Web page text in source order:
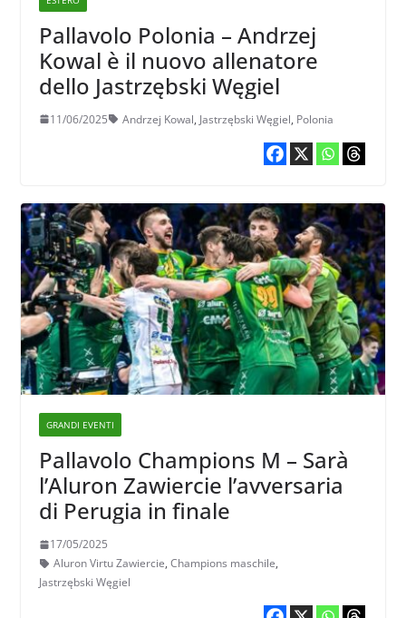
Pallavolo Polonia – Andrzej
Kowal è il nuovo allenatore
dello Jastrzębski Węgiel
11/06/2025 Andrzej Kowal, Jastrzębski Węgiel, Polonia
GRANDI EVENTI
Pallavolo Champions M – Sarà
l’Aluron Zawiercie l’avversaria
di Perugia in finale
17/05/2025
Aluron Virtu Zawiercie, Champions maschile,
Jastrzębski Węgiel